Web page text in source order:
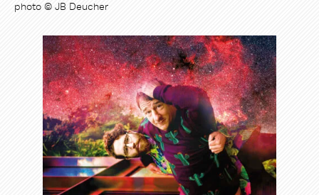
photo © JB Deucher